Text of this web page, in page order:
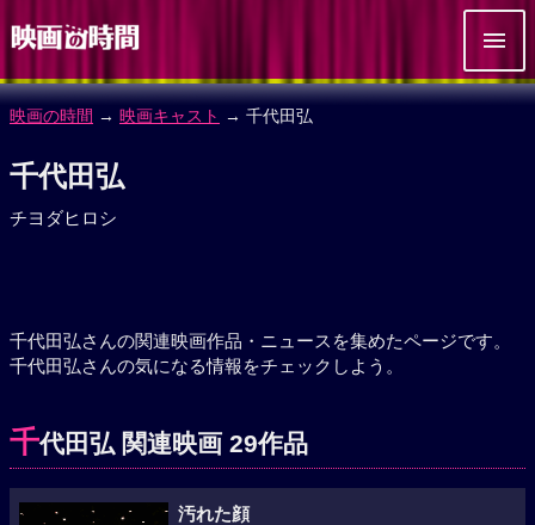
映画の時間 → 映画キャスト → 千代田弘
千代田弘
チヨダヒロシ
千代田弘さんの関連映画作品・ニュースを集めたページです。
千代田弘さんの気になる情報をチェックしよう。
千代田弘 関連映画 29作品
汚れた顔